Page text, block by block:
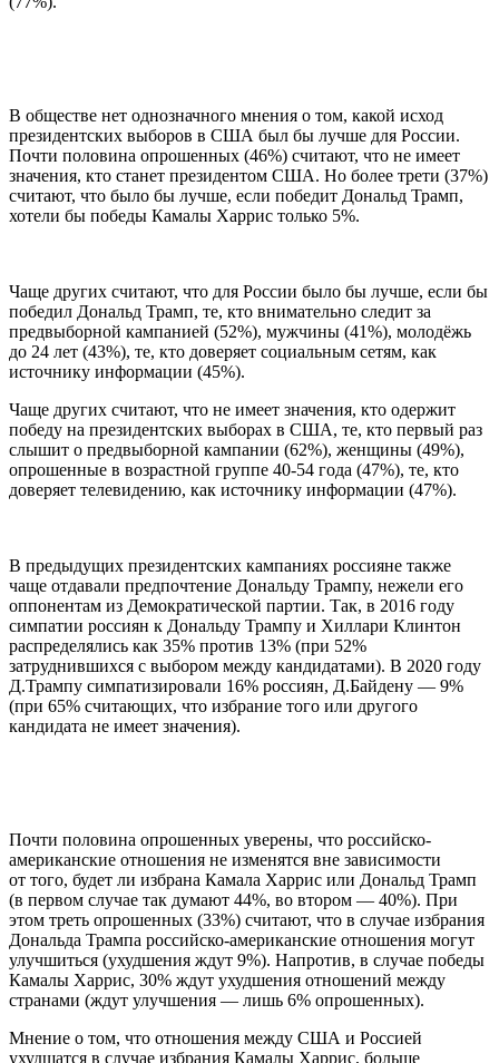
В обществе нет однозначного мнения о том, какой исход
президентских выборов в США был бы лучше для России.
Почти половина опрошенных (46%) считают, что не имеет
значения, кто станет президентом США. Но более трети (37%)
считают, что было бы лучше, если победит Дональд Трамп,
хотели бы победы Камалы Харрис только 5%.
Чаще других считают, что для России было бы лучше, если бы
победил Дональд Трамп, те, кто внимательно следит за
предвыборной кампанией (52%), мужчины (41%), молодёжь
до 24 лет (43%), те, кто доверяет социальным сетям, как
источнику информации (45%).
Чаще других считают, что не имеет значения, кто одержит
победу на президентских выборах в США, те, кто первый раз
слышит о предвыборной кампании (62%), женщины (49%),
опрошенные в возрастной группе 40-54 года (47%), те, кто
доверяет телевидению, как источнику информации (47%).
В предыдущих президентских кампаниях россияне также
чаще отдавали предпочтение Дональду Трампу, нежели его
оппонентам из Демократической партии. Так, в 2016 году
симпатии россиян к Дональду Трампу и Хиллари Клинтон
распределялись как 35% против 13% (при 52%
затруднившихся с выбором между кандидатами). В 2020 году
Д.Трампу симпатизировали 16% россиян, Д.Байдену — 9%
(при 65% считающих, что избрание того или другого
кандидата не имеет значения).
Почти половина опрошенных уверены, что российско-
американские отношения не изменятся вне зависимости
от того, будет ли избрана Камала Харрис или Дональд Трамп
(в первом случае так думают 44%, во втором — 40%). При
этом треть опрошенных (33%) считают, что в случае избрания
Дональда Трампа российско-американские отношения могут
улучшиться (ухудшения ждут 9%). Напротив, в случае победы
Камалы Харрис, 30% ждут ухудшения отношений между
странами (ждут улучшения — лишь 6% опрошенных).
Мнение о том, что отношения между США и Россией
ухудшатся в случае избрания Камалы Харрис, больше